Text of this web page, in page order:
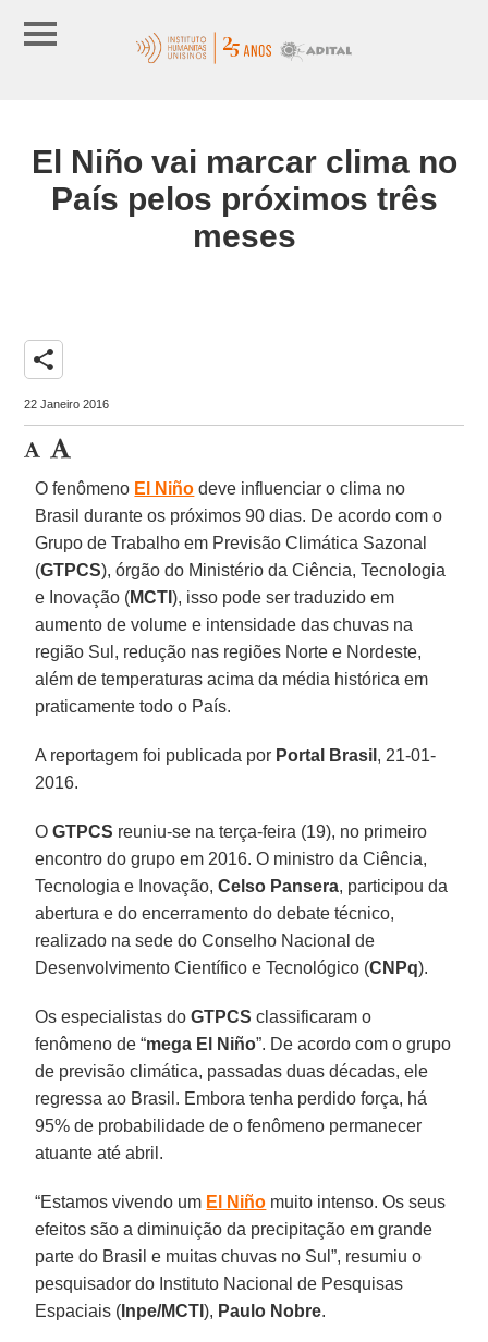
El Niño vai marcar clima no
País pelos próximos três
meses
share
22 Janeiro 2016
O fenômeno El Niño deve influenciar o clima no
Brasil durante os próximos 90 dias. De acordo com o
Grupo de Trabalho em Previsão Climática Sazonal
(GTPCS), órgão do Ministério da Ciência, Tecnologia
e Inovação (MCTI), isso pode ser traduzido em
aumento de volume e intensidade das chuvas na
região Sul, redução nas regiões Norte e Nordeste,
além de temperaturas acima da média histórica em
praticamente todo o País.
A reportagem foi publicada por Portal Brasil , 21-01-
2016.
OGTPCS reuniu-se na terça-feira (19), no primeiro
encontro do grupo em 2016. O ministro da Ciência,
Tecnologia e Inovação,Celso Pansera, participou da
abertura e do encerramento do debate técnico,
realizado na sede do Conselho Nacional de
Desenvolvimento Científico e Tecnológico (CNPq).
Os especialistas doGTPCS classificaram o
fenômeno de “mega El Niño”. De acordo com o grupo
de previsão climática, passadas duas décadas, ele
regressa ao Brasil. Embora tenha perdido força, há
95% de probabilidade de o fenômeno permanecer
atuante até abril.
“Estamos vivendo um El Niño muito intenso. Os seus
efeitos são a diminuição da precipitação em grande
parte do Brasil e muitas chuvas no Sul”, resumiu o
pesquisador do Instituto Nacional de Pesquisas
Espaciais ( Inpe/MCTI), Paulo Nobre.